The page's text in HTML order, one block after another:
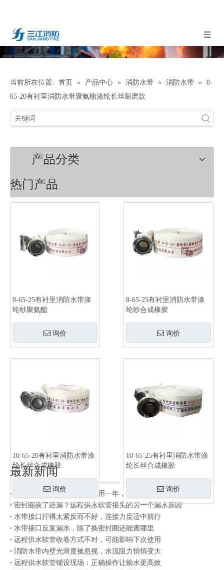
当前所在位置: 首页 » 产品中心 » 消防水带 » 消防水带 »
8-
65-20有衬里消防水带聚氨酯涤纶长丝耐磨款
产品分类
热门产品
8-65-25有衬里消防水带涤
纶纱聚氨酯
询价
8-65-25有衬里消防水带涤
纶纱合成橡胶
询价
10-65-20有衬里消防水带涤
纶长丝合成橡胶
询价
10-65-25有衬里消防水带涤
纶长丝合成橡胶
询价
最新新闻
同一批水带有的用三年有的用一年，差别在存放方式
密封圈换了还漏？远程供水软管接头的另一个漏水原因
水带接口拧得太紧反而不好，连接力度适中就行
水带接口反复漏水，除了换密封圈还能查哪里
远程供水软管收卷方式不对，可能影响下次使用
消防水带内壁光滑度被忽视，水流阻力悄悄变大
远程供水软管铺设现场：正确操作让输水更高效